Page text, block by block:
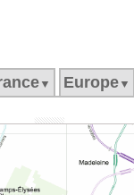
▼ Europe ▼